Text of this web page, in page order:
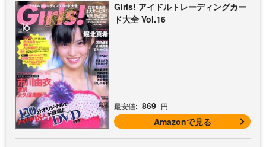
Girls! アイドルトレーディングカー
ド大全 Vol.16
最安値: 869 円
Amazonで見る